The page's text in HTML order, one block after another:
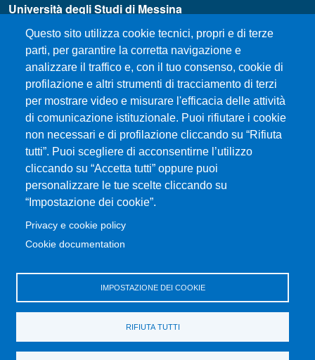
Questo sito utilizza cookie tecnici, propri e di terze
parti, per garantire la corretta navigazione e
analizzare il traffico e, con il tuo consenso, cookie di
profilazione e altri strumenti di tracciamento di terzi
per mostrare video e misurare l'efficacia delle attività
di comunicazione istituzionale. Puoi rifiutare i cookie
non necessari e di profilazione cliccando su “Rifiuta
tutti”. Puoi scegliere di acconsentirne l’utilizzo
cliccando su “Accetta tutti” oppure puoi
personalizzare le tue scelte cliccando su
“Impostazione dei cookie”.
Privacy e cookie policy
Cookie documentation
IMPOSTAZIONE DEI COOKIE
RIFIUTA TUTTI
Università degli Studi di Messina
Piazza Pugliatti, 1 - 98122 Messina
Cod. Fiscale 80004070837
P.IVA 00724160833
Centralino: 090 676 1
MENÙ SOCIAL
MENÙ FOOTER 1
Come raggiungere il Dipartimento
Dove siamo
Mappa del sito
Accessibilità
Privacy e cookie policy
MENÙ FOOTER 2
Rubrica UniMe
Amministrazione trasparente
Cambia idea sui cookie